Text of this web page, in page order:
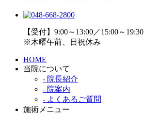
【受付】9:00～13:00／15:00～19:30
※木曜午前、日祝休み
HOME
当院について
- 院長紹介
- 院案内
- よくあるご質問
施術メニュー